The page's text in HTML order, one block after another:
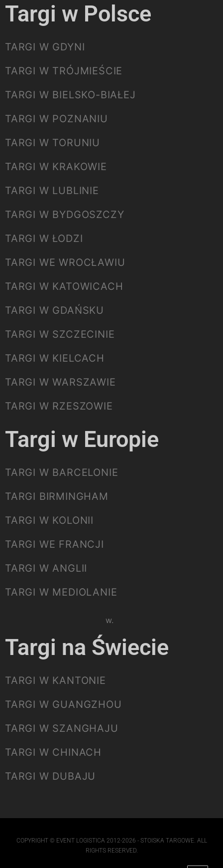
Targi w Polsce
TARGI W GDYNI
TARGI W TRÓJMIEŚCIE
TARGI W BIELSKO-BIAŁEJ
TARGI W POZNANIU
TARGI W TORUNIU
TARGI W KRAKOWIE
TARGI W LUBLINIE
TARGI W BYDGOSZCZY
TARGI W ŁODZI
TARGI WE WROCŁAWIU
TARGI W KATOWICACH
TARGI W GDAŃSKU
TARGI W SZCZECINIE
TARGI W KIELCACH
TARGI W WARSZAWIE
TARGI W RZESZOWIE
Targi w Europie
TARGI W BARCELONIE
TARGI BIRMINGHAM
TARGI W KOLONII
TARGI WE FRANCJI
TARGI W ANGLII
TARGI W MEDIOLANIE
Please select listing to show.
Targi na Świecie
TARGI W KANTONIE
TARGI W GUANGZHOU
TARGI W SZANGHAJU
TARGI W CHINACH
TARGI W DUBAJU
COPYRIGHT © EVENT LOGISTICA 2012-2026 - STOISKA TARGOWE. ALL
RIGHTS RESERVED.